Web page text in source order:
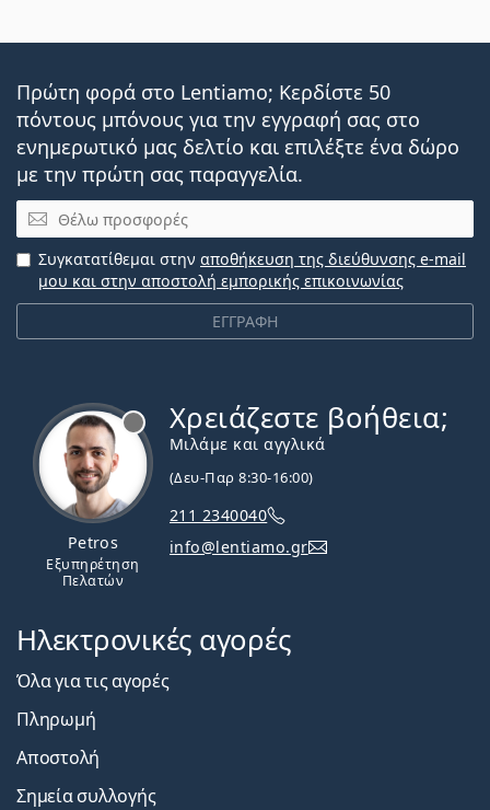
Πρώτη φορά στο Lentiamo; Κερδίστε 50
πόντους μπόνους για την εγγραφή σας στο
ενημερωτικό μας δελτίο και επιλέξτε ένα δώρο
με την πρώτη σας παραγγελία.
Email
ΕΓΓΡΑΦΗ
Συγκατατίθεμαι στην αποθήκευση της διεύθυνσης e-mail
μου και στην αποστολή εμπορικής επικοινωνίας
Petros
Εξυπηρέτηση
Πελατών
Χρειάζεστε βοήθεια;
Μιλάμε και αγγλικά
(Δευ-Παρ 8:30-16:00)
211 2340040
info@lentiamo.gr
Ηλεκτρονικές αγορές
Όλα για τις αγορές
Πληρωμή
Αποστολή
Σημεία συλλογής